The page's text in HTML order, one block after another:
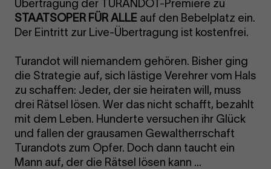
Übertragung der TURANDOT-Premiere zu
STAATSOPER FÜR ALLE auf den Bebelplatz ein.
Der Eintritt zur Live-Übertragung ist kostenfrei.
Turandot will niemandem gehören. Bisher ging
die Strategie auf, sich lästige Verehrer vom Hals
zu schaffen: Jeder, der sie heiraten will, muss
drei Rätsel lösen. Wer das nicht schafft, bezahlt
mit dem Leben. Hunderte versuchen ihr Glück
und fallen der grausamen Gewaltherrschaft
Turandots zum Opfer. Doch dann taucht ein
Mann auf, der die Rätsel lösen kann ...